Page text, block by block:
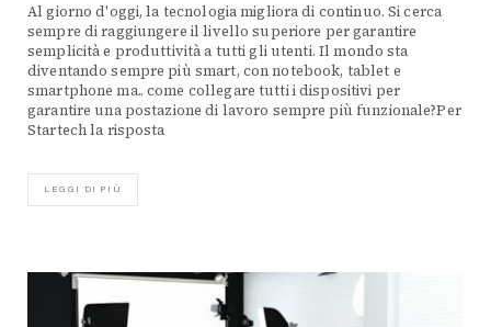
Al giorno d'oggi, la tecnologia migliora di continuo. Si cerca
sempre di raggiungere il livello superiore per garantire
semplicità e produttività a tutti gli utenti. Il mondo sta
diventando sempre più smart, con notebook, tablet e
smartphone ma.. come collegare tutti i dispositivi per
garantire una postazione di lavoro sempre più funzionale?Per
Startech la risposta
LEGGI DI PIÙ